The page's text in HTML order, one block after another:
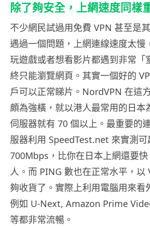
除了夠安全，上網速度同樣
不少網民試過用免費 VPN 甚至是
遇過一個問題，上網連線速度太慢
玩遊戲或者想看影片都遇到非常「
終只能瀏覽網頁。其實一個好的
戶可以正常睇片。NordVPN 在這
頗為強橫，就以港人最常用的日本
伺服器就有 70 個以上。最重要的
服器利用 SpeedTest.net 來實測可
700Mbps，比你在日本上網還要
人。而 PING 數也在正常水平，以
夠收貨了。實際上利用電腦用來看
例如 U-Next, Amazon Prime
等都非常流暢。